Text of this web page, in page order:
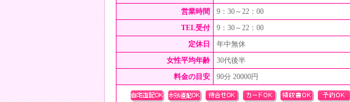
営業時間
9：30～22：00
TEL受付
9：30～22：00
定休日
年中無休
女性平均年齢
30代後半
料金の目安
90分 20000円